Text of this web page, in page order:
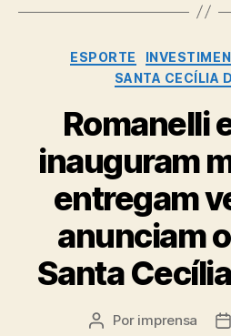
ESPORTE
SANTA CECÍLIA
Romanelli
inauguram
entregam
anunciam
Santa
Autor
Por imprensa